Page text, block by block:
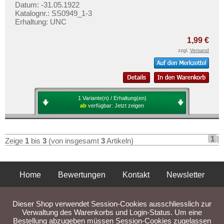
Nieder-Marsberg
Nimptsch
Norddorf auf Amrum
Norden
Nordenham
Nörenberg
Mehr über...
Zahlungsbedingungen
Impressum
Datum: -31.05.1922
Katalognr.: SS0949_1-3
Erhaltung: UNC
1,99 €
zzgl. Versand
1 Variante(n) / Erhaltung(en)
ab verfügbar: Jetzt zeigen
Zeige 1 bis 3 (von insgesamt 3Artikeln) 1 |
Home Bewertungen Kontakt
Newsletter
Liefer- und Versandkosten
Dieser Shop verwendet Session-Cookies ausschliesslich zur
Verwaltung des Warenkorbs und Login-Status. Um eine
Bestellung abzugeben müssen Session-Cookies zugelassen